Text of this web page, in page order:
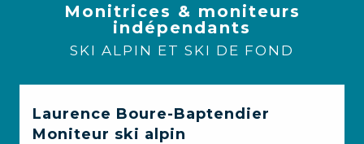
Monitrices & moniteurs
indépendants
SKI ALPIN ET SKI DE FOND
Laurence Boure-Baptendier
Moniteur ski alpin